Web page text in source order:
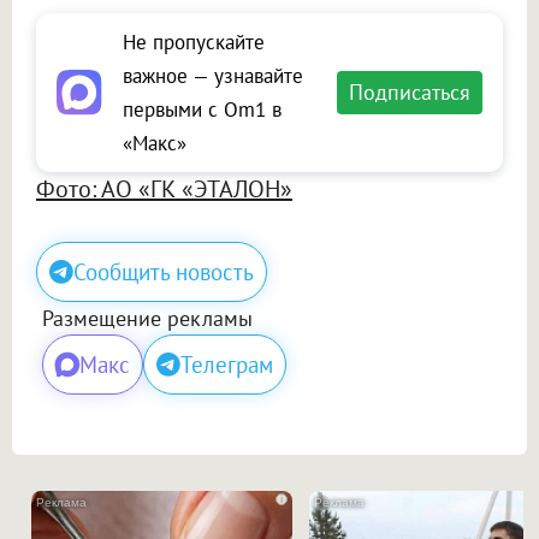
Не пропускайте
важное — узнавайте
первыми с Om1 в
«Макс»
Подписаться
Фото: АО «ГК «ЭТАЛОН»
Сообщить новость
Размещение рекламы
Макс Телеграм
i